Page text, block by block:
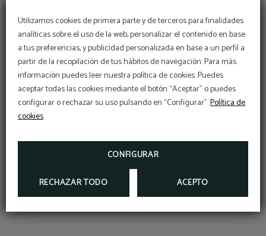
Utilizamos cookies de primera parte y de terceros para finalidades
analíticas sobre el uso de la web, personalizar el contenido en base
a tus preferencias, y publicidad personalizada en base a un perfil a
partir de la recopilación de tus hábitos de navegación. Para más
información puedes leer nuestra política de cookies. Puedes
aceptar todas las cookies mediante el botón “Aceptar” o puedes
configurar o rechazar su uso pulsando en “Configurar”.Política de
cookies
CONFIGURAR
RECHAZAR TODO ACEPTO
de pèl i articles de neteja gratuïts, aire condicionat,
calefacció i TV de pantalla plana. A més, trobaràs una
nevera amb aigua de cortesia, telèfon i caixa forta (de
lloguer) per a la teva tranquil·litat. Ja sigui amb banyera
o dutxa, cada detall de l'Habitació Estàndard ha estat
acuradament pensat per brindar-te una experiència de
descans accessible i de qualitat al nostre hotel.
RESERVAR